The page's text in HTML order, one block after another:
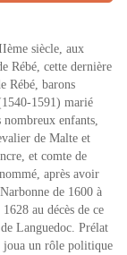
siècle, aux
Rébé, cette dernière
Rébé, barons
1591) marié
enfants,
de Malte et
et comte de
après avoir
de 1600 à
au décès de ce
Languedoc. Prélat
joua un rôle politique